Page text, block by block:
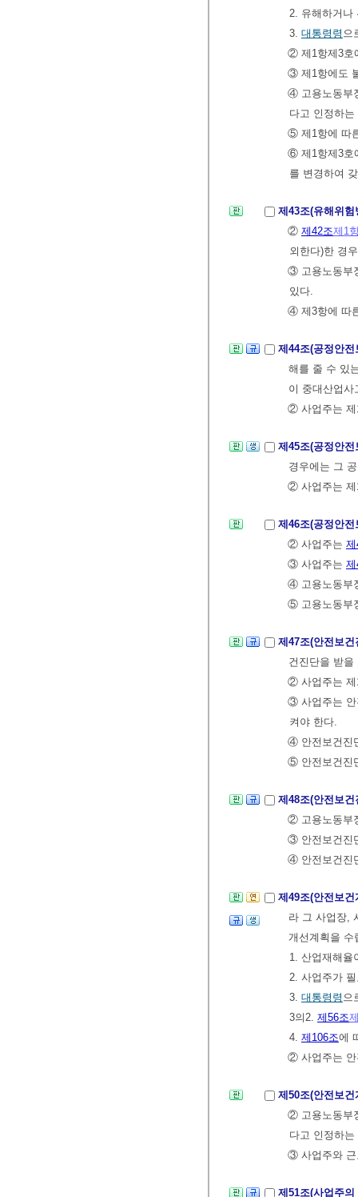
2. 유해하거나
3. 대통령령 으
② 제1항제3호
③ 제1항에도
④ 고용노동부
다고 인정하
⑤ 제1항에 따
⑥ 제1항제3호
를 변경하여
제43조(유해위
② 제42조제1
외한다)한 경
③ 고용노동부
있다.
④ 제3항에 따
제44조(공정안
해를 줄 수 있
이 중대산업
② 사업주는 제
제45조(공정안
경우에는 그
② 사업주는 제
제46조(공정안
② 사업주는
③ 사업주는
④ 고용노동부
⑤ 고용노동부
제47조(안전보
건진단을 받
② 사업주는 제
③ 사업주는 안
켜야 한다.
④ 안전보건진
⑤ 안전보건진
제48조(안전보
② 고용노동부
③ 안전보건진
④ 안전보건진
제49조(안전보
라 그 사업장,
개선계획을
1. 산업재해율
2. 사업주가
3. 대통령령 으
3의2. 제56조
4. 제106조에
② 사업주는 안
제50조(안전보
② 고용노동부
다고 인정하
③ 사업주와 근
제51조(사업주